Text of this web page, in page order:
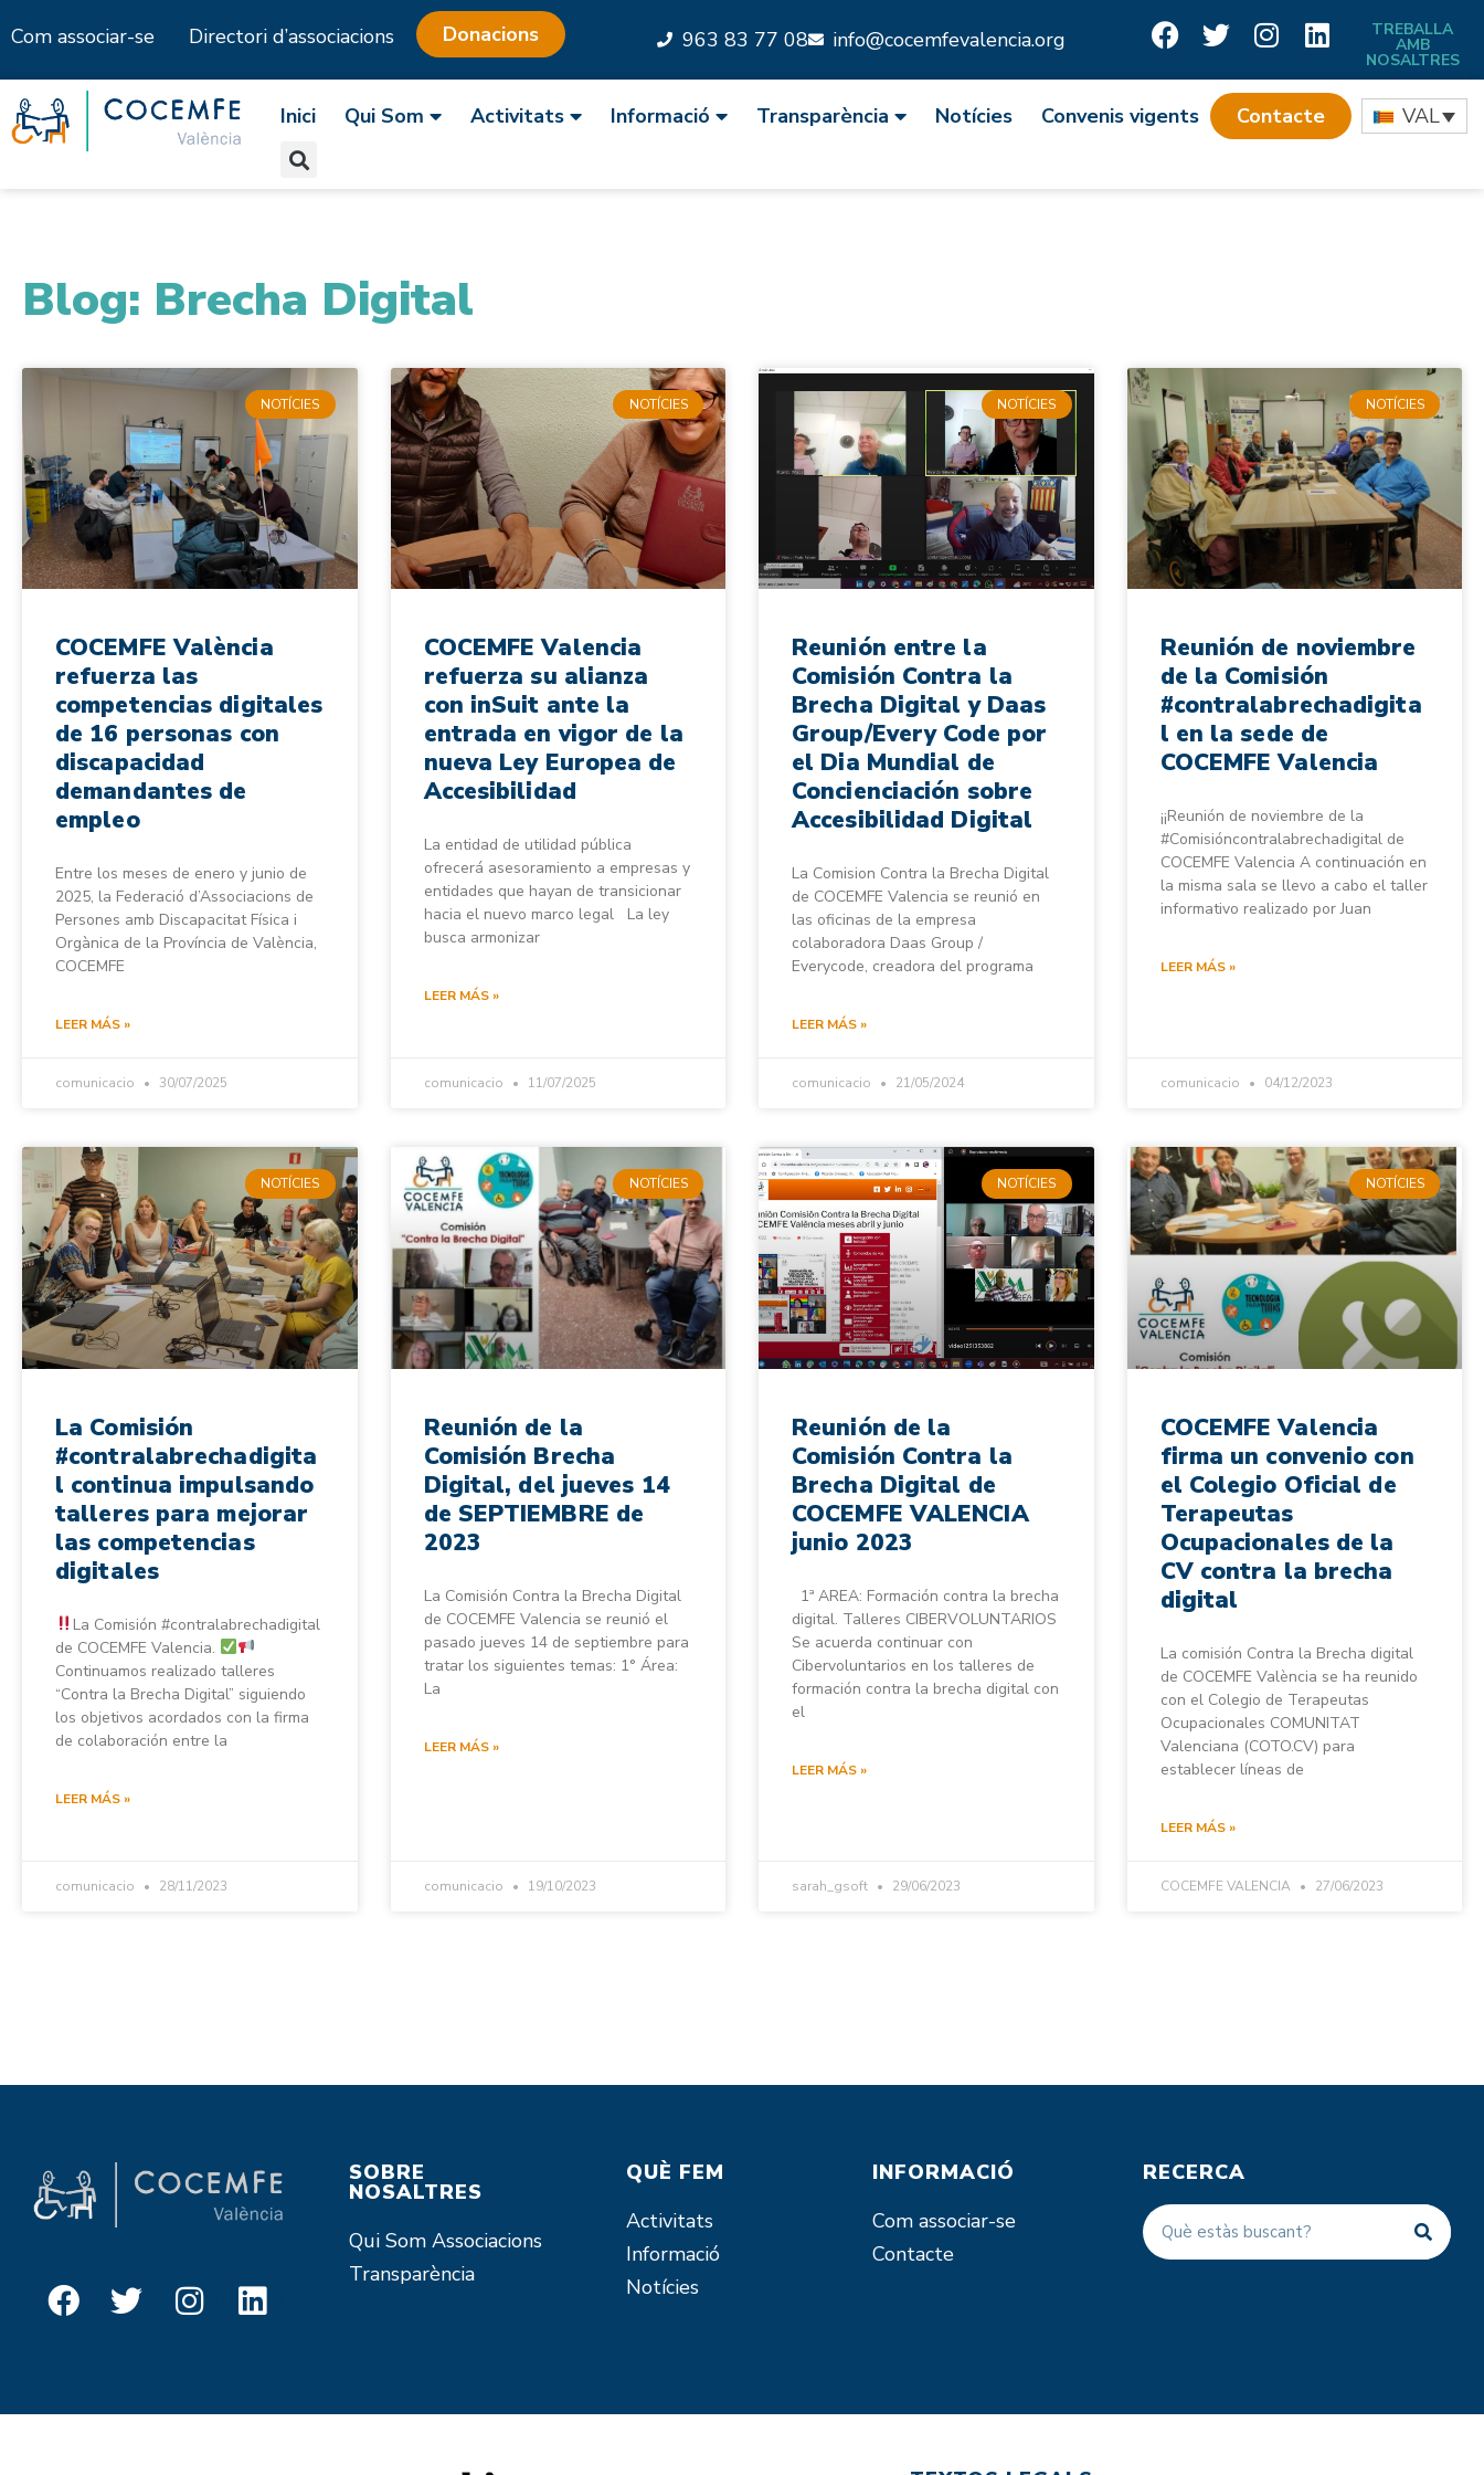
to
content
Com associar-se Directori d’associacions Donacions 963 83 77 08 info@cocemfevalencia.org TREBALLA
AMB
NOSALTRES
Inici Qui Som Activitats Informació Transparència Notícies Convenis vigents Contacte VAL
Blog: Brecha Digital
NOTÍCIES
COCEMFE València
refuerza las
competencias digitales
de 16 personas con
discapacidad
demandantes de
empleo
Entre los meses de enero y junio de
2025, la Federació d’Associacions de
Persones amb Discapacitat Física i
Orgànica de la Província de València,
COCEMFE
LEER MÁS »
comunicacio 30/07/2025
NOTÍCIES
COCEMFE Valencia
refuerza su alianza
con inSuit ante la
entrada en vigor de la
nueva Ley Europea de
Accesibilidad
La entidad de utilidad pública
ofrecerá asesoramiento a empresas y
entidades que hayan de transicionar
hacia el nuevo marco legal La ley
busca armonizar
LEER MÁS »
comunicacio 11/07/2025
NOTÍCIES
Reunión entre la
Comisión Contra la
Brecha Digital y Daas
Group/Every Code por
el Dia Mundial de
Concienciación sobre
Accesibilidad Digital
La Comision Contra la Brecha Digital
de COCEMFE Valencia se reunió en
las oficinas de la empresa
colaboradora Daas Group /
Everycode, creadora del programa
LEER MÁS »
comunicacio 21/05/2024
NOTÍCIES
Reunión de noviembre
de la Comisión
#contralabrechadigita
l en la sede de
COCEMFE Valencia
¡¡Reunión de noviembre de la
#Comisióncontralabrechadigital de
COCEMFE Valencia A continuación en
la misma sala se llevo a cabo el taller
informativo realizado por Juan
LEER MÁS »
comunicacio 04/12/2023
NOTÍCIES
La Comisión
#contralabrechadigita
l continua impulsando
talleres para mejorar
las competencias
digitales
La Comisión #contralabrechadigital
de COCEMFE Valencia.
Continuamos realizado talleres
“Contra la Brecha Digital” siguiendo
los objetivos acordados con la firma
de colaboración entre la
LEER MÁS »
comunicacio 28/11/2023
NOTÍCIES
Reunión de la
Comisión Brecha
Digital, del jueves 14
de SEPTIEMBRE de
2023
La Comisión Contra la Brecha Digital
de COCEMFE Valencia se reunió el
pasado jueves 14 de septiembre para
tratar los siguientes temas: 1° Área:
La
LEER MÁS »
comunicacio 19/10/2023
NOTÍCIES
Reunión de la
Comisión Contra la
Brecha Digital de
COCEMFE VALENCIA
junio 2023
1ª AREA: Formación contra la brecha
digital. Talleres CIBERVOLUNTARIOS
Se acuerda continuar con
Cibervoluntarios en los talleres de
formación contra la brecha digital con
el
LEER MÁS »
sarah_gsoft 29/06/2023
NOTÍCIES
COCEMFE Valencia
firma un convenio con
el Colegio Oficial de
Terapeutas
Ocupacionales de la
CV contra la brecha
digital
La comisión Contra la Brecha digital
de COCEMFE València se ha reunido
con el Colegio de Terapeutas
Ocupacionales COMUNITAT
Valenciana (COTO.CV) para
establecer líneas de
LEER MÁS »
COCEMFE VALENCIA 27/06/2023
SOBRE
NOSALTRES
Qui Som Associacions
Transparència
QUÈ FEM
Activitats
Informació
Notícies
INFORMACIÓ
Com associar-se
Contacte
RECERCA